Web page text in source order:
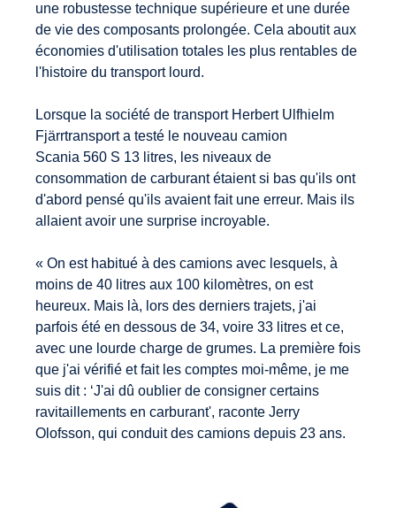
une robustesse technique supérieure et une durée
de vie des composants prolongée. Cela aboutit aux
économies d'utilisation totales les plus rentables de
l'histoire du transport lourd.
Lorsque la société de transport Herbert Ulfhielm
Fjärrtransport a testé le nouveau camion
Scania 560 S 13 litres, les niveaux de
consommation de carburant étaient si bas qu'ils ont
d'abord pensé qu'ils avaient fait une erreur. Mais ils
allaient avoir une surprise incroyable.
« On est habitué à des camions avec lesquels, à
moins de 40 litres aux 100 kilomètres, on est
heureux. Mais là, lors des derniers trajets, j'ai
parfois été en dessous de 34, voire 33 litres et ce,
avec une lourde charge de grumes. La première fois
que j'ai vérifié et fait les comptes moi-même, je me
suis dit : ‘J'ai dû oublier de consigner certains
ravitaillements en carburant', raconte Jerry
Olofsson, qui conduit des camions depuis 23 ans.